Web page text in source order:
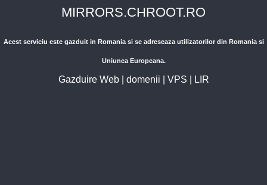
MIRRORS.CHROOT.RO
Acest serviciu este gazduit in Romania si se adreseaza utilizatorilor din Romania si
Uniunea Europeana.
Gazduire Web| domenii VPS LIR